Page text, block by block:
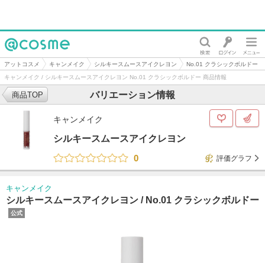
@cosme
アットコスメ キャンメイク シルキースムースアイクレヨン
No.01 クラシックボルドー
キャンメイク / シルキースムースアイクレヨン No.01 クラシックボルドー 商品情報
バリエーション情報
商品TOP
キャンメイク
シルキースムースアイクレヨン
0
評価グラフ
キャンメイク
シルキースムースアイクレヨン / No.01 クラシックボルドー
公式